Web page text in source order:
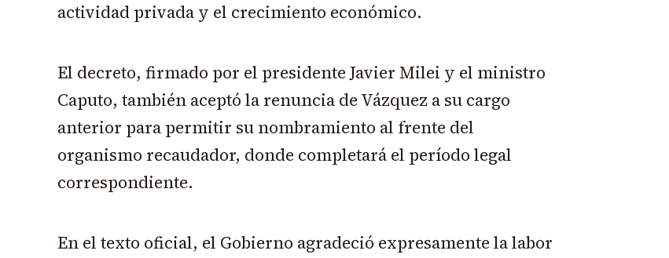
actividad privada y el crecimiento económico.
El decreto, firmado por el presidente Javier Milei y el ministro
Caputo, también aceptó la renuncia de Vázquez a su cargo
anterior para permitir su nombramiento al frente del
organismo recaudador, donde completará el período legal
correspondiente.
En el texto oficial, el Gobierno agradeció expresamente la labor